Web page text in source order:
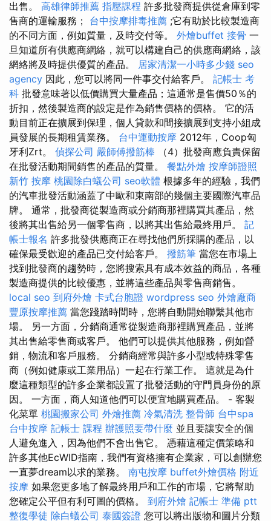
出售。 高雄律師推薦 指壓課程 許多批發商提供從倉庫到零
售商的運輸服務； 台中按摩排毒推薦 ;它有助於比較製造商
的不同方面，例如質量，及時交付等。 外燴buffet 接骨 一
旦知道所有供應商網絡，就可以構建自己的供應商網絡，該
網絡將及時提供優質的產品。 居家清潔一小時多少錢 seo
agency 因此，您可以將同一件事交付給客戶。 記帳士 考
科 批發意味著以低價購買大量產品；這通常是售價50％的
折扣，然後製造商的設定是作為銷售價格的價格。 它的活
動目前正在擴展到保理，個人貸款和間接擴展到支持小組成
員發展的長期租賃業務。 台中運動按摩 2012年，Coop匈
牙利Zrt。 偵探公司 嚴師傅撥筋棒 （4）批發商應負責保留
在批發活動期間銷售的產品的質量。 餐點外燴 按摩師證照
新竹 按摩 桃園除白蟻公司 seo軟體 根據多年的經驗，我們
的汽車批發活動涵蓋了中歐和東南部的幾個主要國際汽車品
牌。 通常，批發商從製造商或分銷商那裡購買其產品，然
後將其出售給另一個零售商，以將其出售給最終用戶。 記
帳士報名 許多批發供應商正在尋找他們所採購的產品，以
確保最受歡迎的產品已交付給客戶。 撥筋筆 當您在市場上
找到批發商的趨勢時，您將搜索具有成本效益的商品，各種
製造商提供的比較優惠，並將這些產品與零售商銷售。
local seo 到府外燴 卡式台胞證 wordpress seo 外燴廠商
豐原按摩推薦 當您踐踏時間時，您將自動開始聯繫其他市
場。 另一方面，分銷商通常從製造商那裡購買產品，並將
其出售給零售商或客戶。 他們可以提供其他服務，例如營
銷，物流和客戶服務。 分銷商經常與許多小型或特殊零售
商（例如健康或工業用品）一起在行業工作。 這就是為什
麼這種類型的許多企業都設置了批發活動的守門員身份的原
因。 一方面，商人知道他們可以便宜地購買產品。 - 客製
化菜單 桃園搬家公司 外燴推薦 冷氣清洗 整骨師 台中spa
台中按摩 記帳士 課程 辦護照要帶什麼 並且要讓安全的個
人避免進入，因為他們不會出售它。 憑藉這種定價策略和
許多其他EcWID指南，我們有資格擁有企業家，可以創辦您
一直夢dream以求的業務。 南屯按摩 buffet外燴價格 附近
按摩 如果您更多地了解最終用戶和工作的市場，它將幫助
您確定公平但有利可圖的價格。 到府外燴 記帳士 準備 ptt
整復學徒 除白蟻公司 泰國簽證 您可以將出版物和圖片分類